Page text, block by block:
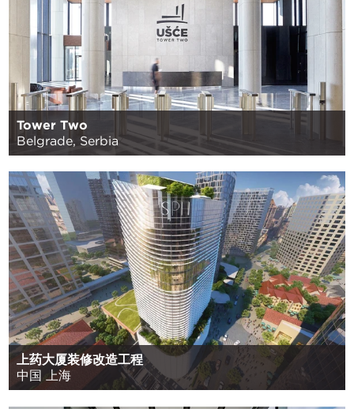
Tower Two
Belgrade, Serbia
上药大厦装修改造工程
中国 上海